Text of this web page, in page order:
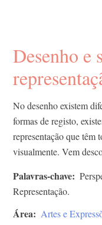
Desenho e
No desenho existem
formas de registo,
representação que têm
visualmente. Vem
Palavras-chave
Representação.
Área Artes e